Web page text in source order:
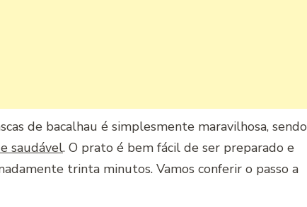
de bacalhau é simplesmente maravilhosa, sendo
saudável. O prato é bem fácil de ser preparado e
trinta minutos. Vamos conferir o passo a